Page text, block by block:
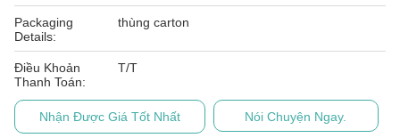
Packaging
Details:
thùng carton
Điều Khoản
Thanh Toán:
T/T
Nhận Được Giá Tốt Nhất Nói Chuyện Ngay.